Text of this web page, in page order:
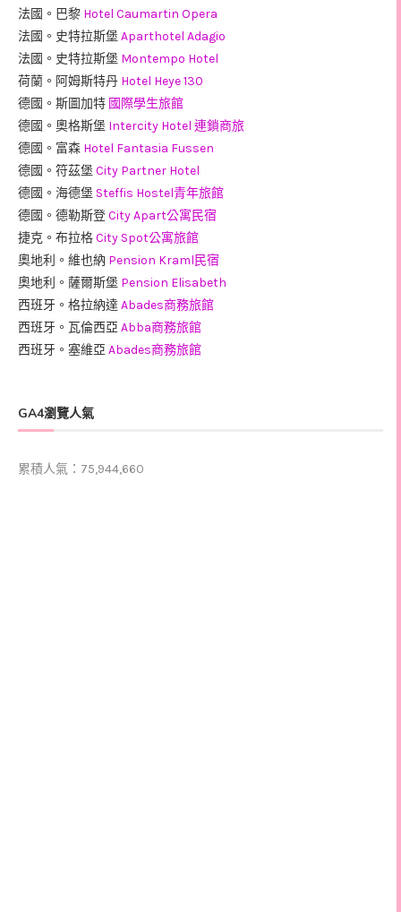
法國。巴黎 Hotel Caumartin Opera
法國。史特拉斯堡 Aparthotel Adagio
法國。史特拉斯堡 Montempo Hotel
荷蘭。阿姆斯特丹 Hotel Heye 130
德國。斯圖加特 國際學生旅館
德國。奧格斯堡 Intercity Hotel 連鎖商旅
德國。富森 Hotel Fantasia Fussen
德國。符茲堡 City Partner Hotel
德國。海德堡 Steffis Hostel青年旅館
德國。德勒斯登City Apart公寓民宿
捷克。布拉格City Spot公寓旅館
奧地利。維也納 Pension Kraml民宿
奧地利。薩爾斯堡 Pension Elisabeth
西班牙。格拉納達 Abades商務旅館
西班牙。瓦倫西亞 Abba商務旅館
西班牙。塞維亞 Abades商務旅館
GA4瀏覽人氣
累積人氣：75,944,660